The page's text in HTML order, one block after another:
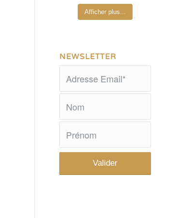
Afficher plus...
NEWSLETTER